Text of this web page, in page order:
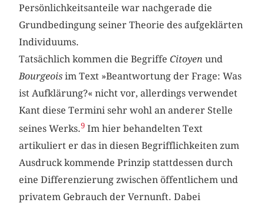
Persönlichkeitsanteile war nachgerade die
Grundbedingung seiner Theorie des aufgeklärten
Individuums.
Tatsächlich kommen die BegriffeCitoyen und
Bourgeois im Text »Beantwortung der Frage: Was
ist Aufklärung?« nicht vor, allerdings verwendet
Kant diese Termini sehr wohl an anderer Stelle
seines Werks.9 Im hier behandelten Text
artikuliert er das in diesen Begrifflichkeiten zum
Ausdruck kommende Prinzip stattdessen durch
eine Differenzierung zwischen öffentlichem und
privatem Gebrauch der Vernunft. Dabei